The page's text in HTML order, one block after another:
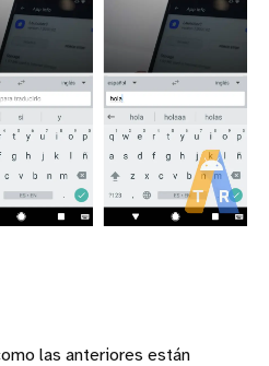
las anteriores están